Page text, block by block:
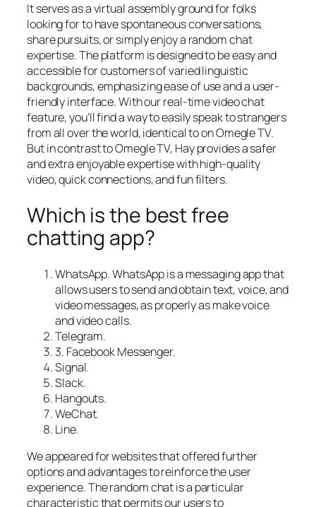
It serves as a virtual assembly ground for folks
looking for to have spontaneous conversations,
share pursuits, or simply enjoy a random chat
expertise. The platform is designed to be easy and
accessible for customers of varied linguistic
backgrounds, emphasizing ease of use and a user-
friendly interface. With our real-time video chat
feature, you’ll find a way to easily speak to strangers
from all over the world, identical to on Omegle TV.
But in contrast to Omegle TV, Hay provides a safer
and extra enjoyable expertise with high-quality
video, quick connections, and fun filters.
Which is the best free
chatting app?
WhatsApp. WhatsApp is a messaging app that
allows users to send and obtain text, voice, and
video messages, as properly as make voice
and video calls.
Telegram.
3. Facebook Messenger.
Signal.
Slack.
Hangouts.
WeChat.
Line.
We appeared for websites that offered further
options and advantages to reinforce the user
experience. The random chat is a particular
characteristic that permits our users to